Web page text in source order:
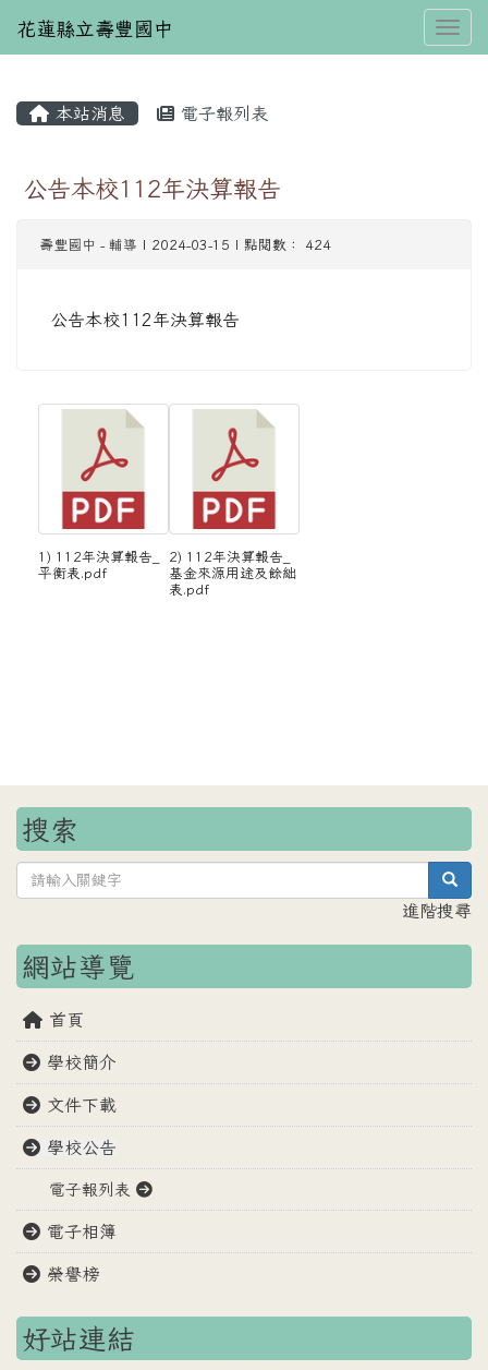
花蓮縣立壽豐國中
本站消息 電子報列表
公告本校112年決算報告
壽豐國中 - 輔導 | 2024-03-15 | 點閱數： 424
公告本校112年決算報告
1) 112年決算報告_
平衡表.pdf
2) 112年決算報告_
基金來源用途及餘絀
表.pdf
搜索
進階搜尋
網站導覽
首頁
學校簡介
文件下載
學校公告
電子報列表
電子相簿
榮譽榜
好站連結